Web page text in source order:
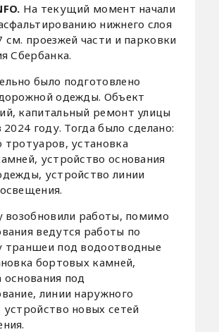
На текущий момент начали
нижнего слоя
проезжей части и парковки
Сбербанка.
было подготовлено
одежды. Объект
капитальный ремонт улицы
2024 году. Тогда было сделано:
тротуаров, установка
устройство основания
устройство линии
возобновили работы, помимо
ведутся работы по
траншеи под водоотводные
бортовых камней,
основания под
линии наружного
новых сетей